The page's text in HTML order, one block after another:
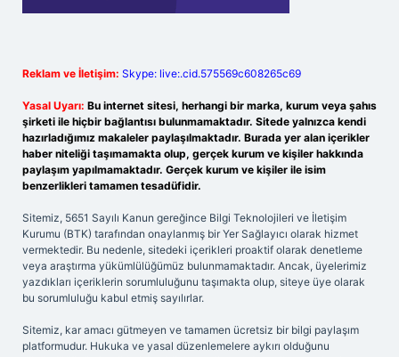
Reklam ve İletişim: Skype: live:.cid.575569c608265c69
Yasal Uyarı: Bu internet sitesi, herhangi bir marka, kurum veya şahıs
şirketi ile hiçbir bağlantısı bulunmamaktadır. Sitede yalnızca kendi
hazırladığımız makaleler paylaşılmaktadır. Burada yer alan içerikler
haber niteliği taşımamakta olup, gerçek kurum ve kişiler hakkında
paylaşım yapılmamaktadır. Gerçek kurum ve kişiler ile isim
benzerlikleri tamamen tesadüfidir.
Sitemiz, 5651 Sayılı Kanun gereğince Bilgi Teknolojileri ve İletişim
Kurumu (BTK) tarafından onaylanmış bir Yer Sağlayıcı olarak hizmet
vermektedir. Bu nedenle, sitedeki içerikleri proaktif olarak denetleme
veya araştırma yükümlülüğümüz bulunmamaktadır. Ancak, üyelerimiz
yazdıkları içeriklerin sorumluluğunu taşımakta olup, siteye üye olarak
bu sorumluluğu kabul etmiş sayılırlar.
Sitemiz, kar amacı gütmeyen ve tamamen ücretsiz bir bilgi paylaşım
platformudur. Hukuka ve yasal düzenlemelere aykırı olduğunu